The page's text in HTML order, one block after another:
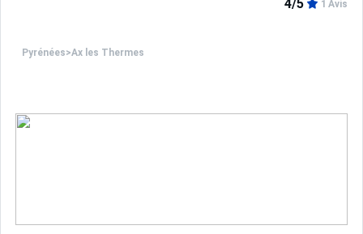
Pyrénées>Ax les Thermes
4/5 1 Avis